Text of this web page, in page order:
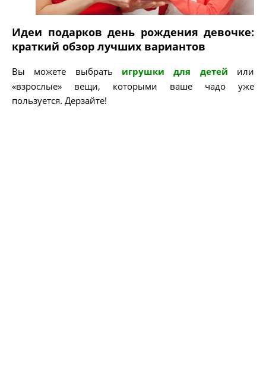
Идеи подарков день рождения девочке:
краткий обзор лучших вариантов
Вы можете выбрать игрушки для детей или
«взрослые» вещи, которыми ваше чадо уже
пользуется. Дерзайте!